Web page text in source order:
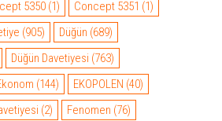
5350 (1) Concept 5351 (1)
(905) Düğün (689)
Düğün Davetiyesi (763)
(144) EKOPOLEN (40)
(2) Fenomen (76)